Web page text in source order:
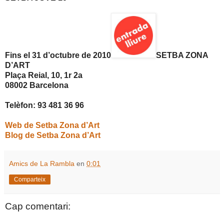
Fins el 31 d’octubre de 2010
SETBA ZONA
D’ART
Plaça Reial, 10, 1r 2a
08002 Barcelona
Telèfon: 93 481 36 96
Web de Setba Zona d’Art
Blog de Setba Zona d’Art
Amics de La Rambla en 0:01
Comparteix
Cap comentari: